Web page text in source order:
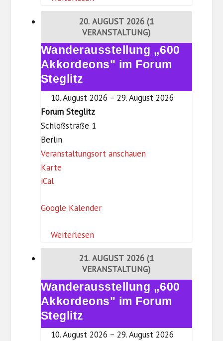
t
e
k
(
D
a
s
S
c
h
l
,
.
O
)
t
g
l
i
t
z
20. AUGUST 2026 (1
VERANSTALTUNG)
Wanderausstellung
„600
Akkordeons"
im
Wanderausstellung „600
Akkordeons" im Forum
Steglitz
10. August 2026 – 29. August 2026
Forum Steglitz
Schloßstraße 1
Berlin
Veranstaltungsort anschauen
KarteF
u
S
t
g
l
i
t
z
iCal
Google Kalender
Weiterlesen
21. AUGUST 2026 (1
VERANSTALTUNG)
Wanderausstellung
„600
Akkordeons"
im
Wanderausstellung „600
Akkordeons" im Forum
Steglitz
10. August 2026 – 29. August 2026